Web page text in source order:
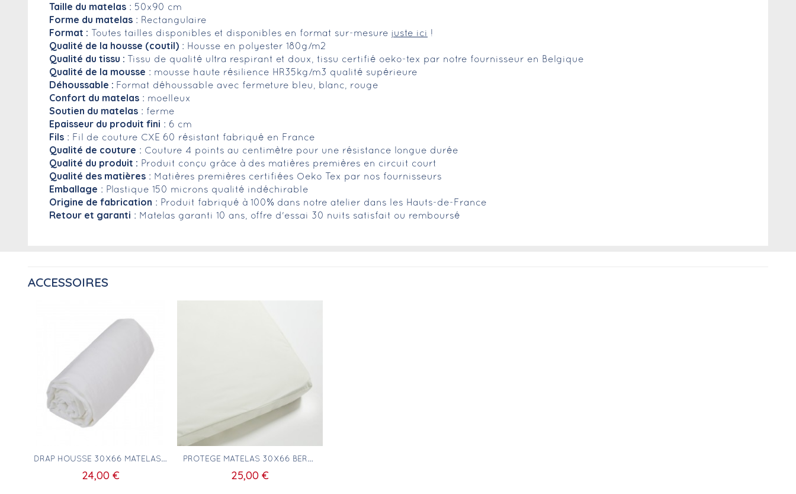
Taille du matelas : 50x90 cm
Forme du matelas : Rectangulaire
Format : Toutes tailles disponibles et disponibles en format sur-mesure juste ici !
Qualité de la housse (coutil) : Housse en polyester 180g/m2
Qualité du tissu : Tissu de qualité ultra respirant et doux, tissu certifié oeko-tex par notre fournisseur en Belgique
Qualité de la mousse : mousse haute résilience HR35kg/m3 qualité supérieure
Déhoussable : Format déhoussable avec fermeture bleu, blanc, rouge
Confort du matelas : moelleux
Soutien du matelas : ferme
Epaisseur du produit fini : 6 cm
Fils : Fil de couture CXE 60 résistant fabriqué en France
Qualité de couture : Couture 4 points au centimètre pour une résistance longue durée
Qualité du produit : Produit conçu grâce à des matières premières en circuit court
Qualité des matières : Matières premières certifiées Oeko Tex par nos fournisseurs
Emballage : Plastique 150 microns qualité indéchirable
Origine de fabrication : Produit fabriqué à 100% dans notre atelier dans les Hauts-de-France
Retour et garanti : Matelas garanti 10 ans, offre d'essai 30 nuits satisfait ou remboursé
ACCESSOIRES
Aperçu rapide DRAP HOUSSE 30X66 MATELAS RECTANGULAIRE
24,00 €
Aperçu rapide PROTÈGE MATELAS 30X66 BERCEAU RECTANGULAIRE
25,00 €